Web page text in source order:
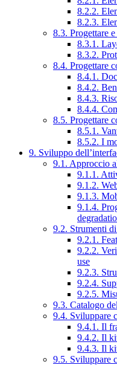
8.2.2.
8.2.3.
8.3. Progettare
8.3.1.
8.3.2.
8.4. Progettare
8.4.1.
8.4.2.
8.4.3.
8.4.4.
8.5. Progettare
8.5.1.
8.5.2. I
9. Sviluppo
9.1. Approccio
9.1.1.
9.1.2.
9.1.3.
9.1.4.
9.2. Strumenti
9.2.1.
9.2.2.
use
9.2.3.
9.2.4.
9.2.5.
9.3. Catalogo
9.4. Sviluppare
9.4.1. Il
9.4.2. Il
9.4.3. Il
9.5. Sviluppare